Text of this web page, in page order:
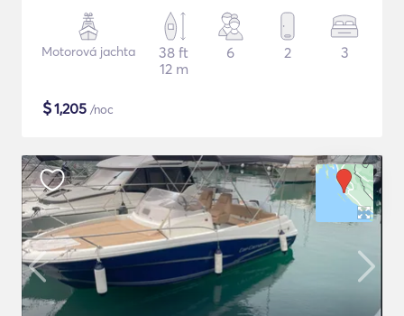
Motorová jachta
38 ft
12 m
6 2 3
$1,205 /noc